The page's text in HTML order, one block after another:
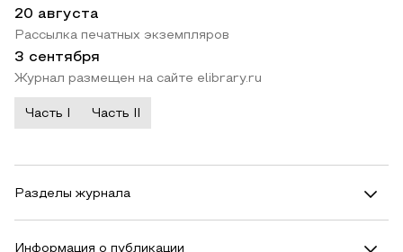
20 августа
Рассылка печатных экземпляров
3 сентября
Журнал размещен на сайте elibrary.ru
Часть I Часть II
Разделы журнала
Информация о публикации